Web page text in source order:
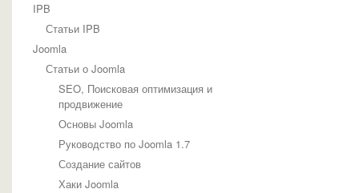
IPB
Статьи IPB
Joomla
Статьи о Joomla
SEO, Поисковая оптимизация и
продвижение
Основы Joomla
Руководство по Joomla 1.7
Создание сайтов
Хаки Joomla